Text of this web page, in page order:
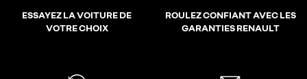
ESSAYEZ LA VOITURE DE
VOTRE CHOIX
ROULEZ CONFIANT AVEC LES
GARANTIES RENAULT